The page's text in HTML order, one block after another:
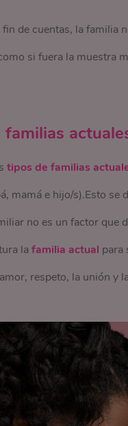
de cuentas, la familia
si fuera la muestra
tipos de familias
mamá e hijo/s).Esto
no es un factor
la familia actual para
respeto, la unión y